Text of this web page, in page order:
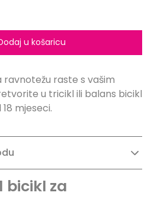
u košaricu
ravnotežu raste s vašim
u tricikl ili balans bicikl
mjeseci.
bicikl za